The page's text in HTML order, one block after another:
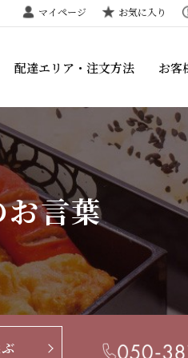
マイページ お気に入り
配達エリア・注文方法 お客
お言葉